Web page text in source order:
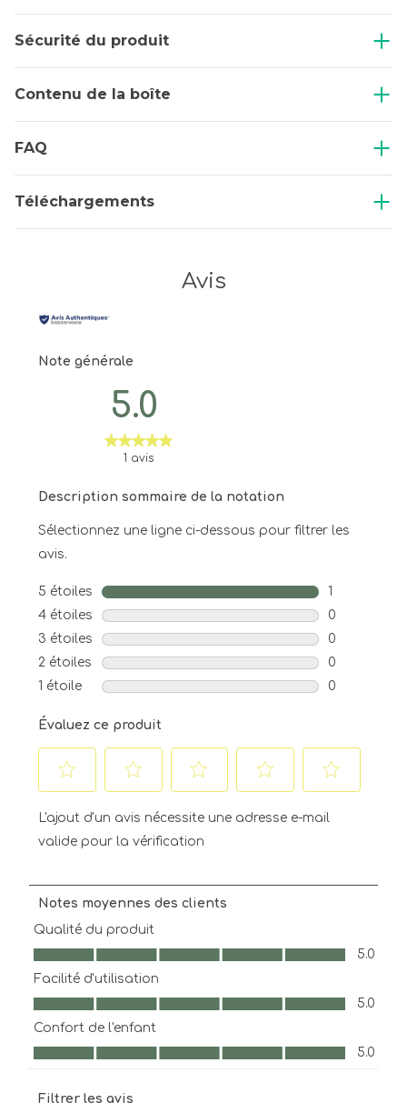
Sécurité du produit
Contenu de la boîte
FAQ
Téléchargements
Avis
Description sommaire de la notation
Sélectionnez une ligne ci-dessous pour filtrer les
avis.
5 étoiles étoiles
1
1 avis avec
4 étoiles étoiles
0
0 avis avec
3 étoiles étoiles
0
0 avis avec
2 étoiles étoiles
0
0 avis avec
1 étoile étoiles
0
Note générale
5.0
1 avis
Évaluez ce produit
pour
attribuer
Cette
action
ouvrira
le
formulaire
de
soumission.
pour
attribuer
Cette
action
ouvrira
le
formulaire
de
soumission.
pour
attribuer
Cette
ouvrira
le
de
pour
ouvrira
le
de
pour
ouvrira
le
de
L'ajout d'un avis nécessite une adresse e-mail
valide pour la vérification
Notes moyennes des clients
Qualité du produit
Qualité du produit, 5.0 sur 5
5.0
Facilité d'utilisation
Facilité d'utilisation, 5.0 sur 5
5.0
Confort de l'enfant
Confort de l'enfant, 5.0 sur 5
5.0
Filtrer les avis